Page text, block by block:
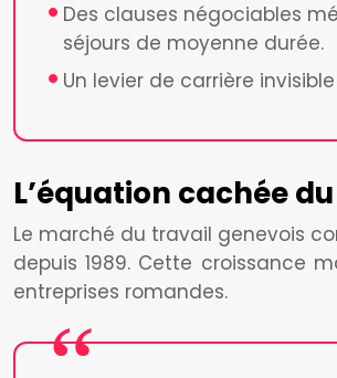
Des clauses négociables
séjours de moyenne durée.
Un levier de carrière
L’équation cachée
Le marché du travail genevois
depuis 1989. Cette croissance
entreprises romandes.